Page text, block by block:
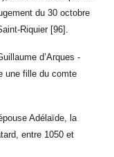
du 30 octobre
Riquier [96].
d’Arques -
une fille du comte
Adélaïde, la
entre 1050 et